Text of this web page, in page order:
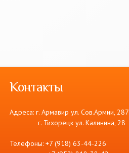
Контакты
Адреса: г. Армавир ул. Сов.Армии, 287
г. Тихорецк ул. Калинина, 28
Телефоны: +7 (918) 63-44-226